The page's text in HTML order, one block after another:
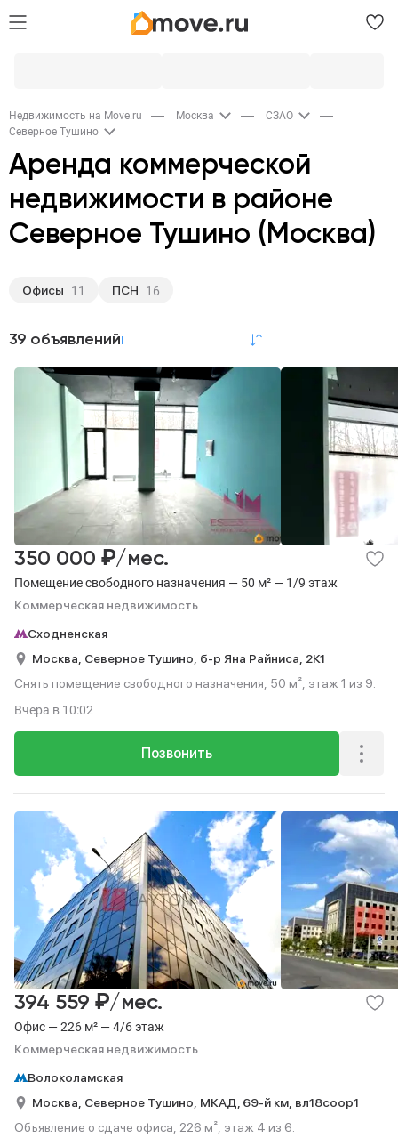
Недвижимость на Move.ru Москва
СЗАО
Северное Тушино
Аренда коммерческой
недвижимости в районе
Северное Тушино (Москва)
Офисы 11 ПСН 16
39 объявлений
Помещение свободного назначения — 50 м² — 1/9 этаж
Коммерческая недвижимость
350 000 ₽/мес.
Сходненская
Москва, Северное Тушино, б-р Яна Райниса, 2К1
Снять помещение свободного назначения, 50 м², этаж 1 из 9.
Позвонить
Вчера в 10:02
Офис — 226 м² — 4/6 этаж
Коммерческая недвижимость
394 559 ₽/мес.
Волоколамская
Москва, Северное Тушино, МКАД, 69-й км, вл18соор1
Объявление о сдаче офиса, 226 м², этаж 4 из 6.